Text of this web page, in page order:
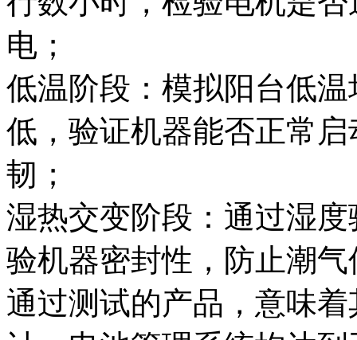
电；
低温阶段：模拟阳台低
低，验证机器能否正常
韧；
湿热交变阶段：通过湿度
验机器密封性，防止潮
通过测试的产品，意味